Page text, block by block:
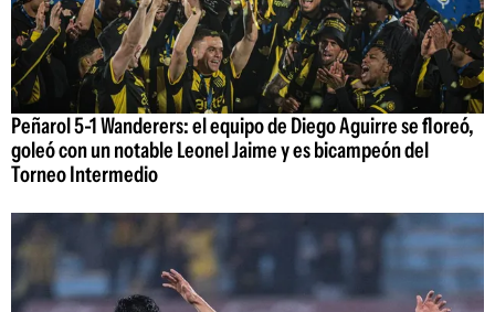
Peñarol 5-1 Wanderers: el equipo de Diego Aguirre se floreó,
goleó con un notable Leonel Jaime y es bicampeón del
Torneo Intermedio